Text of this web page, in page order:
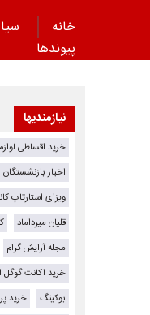
خانه
پیوند‌ها
نیازمندیها
خرید اقساطی
اخبار بازنشستگان
ویزای استارتاپ
قلیان میرداماد
مجله آرایش گرام
خرید اکانت گوگل
بوکینگ
خرید